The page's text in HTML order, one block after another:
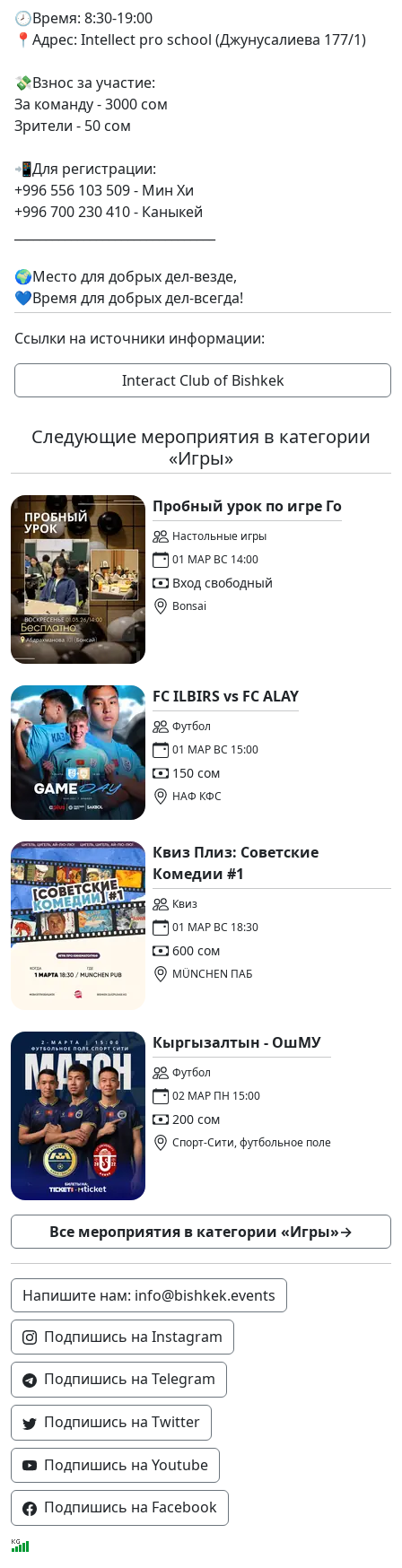
🕗Время: 8:30-19:00
📍Адрес: Intellect pro school (Джунусалиева 177/1)
💸Взнос за участие:
За команду - 3000 сом
Зрители - 50 сом
📲Для регистрации:
+996 556 103 509 - Мин Хи
+996 700 230 410 - Каныкей
🌍Место для добрых дел-везде,
💙Время для добрых дел-всегда!
Ссылки на источники информации:
Interact Club of Bishkek
Следующие мероприятия в категории
«Игры»
Пробный урок по игре Го
Настольные игры
01 МАР ВС 14:00
Вход свободный
Bonsai
FC ILBIRS vs FC ALAY
Футбол
01 МАР ВС 15:00
150 сом
НАФ КФС
Квиз Плиз: Советские
Комедии #1
Квиз
01 МАР ВС 18:30
600 сом
MÜNCHEN ПАБ
Кыргызалтын - ОшМУ
Футбол
02 МАР ПН 15:00
200 сом
Спорт-Сити, футбольное поле
Все мероприятия в категории «Игры»→
Напишите нам: info@bishkek.events
Подпишись на Instagram
Подпишись на Telegram
Подпишись на Twitter
Подпишись на Youtube
Подпишись на Facebook